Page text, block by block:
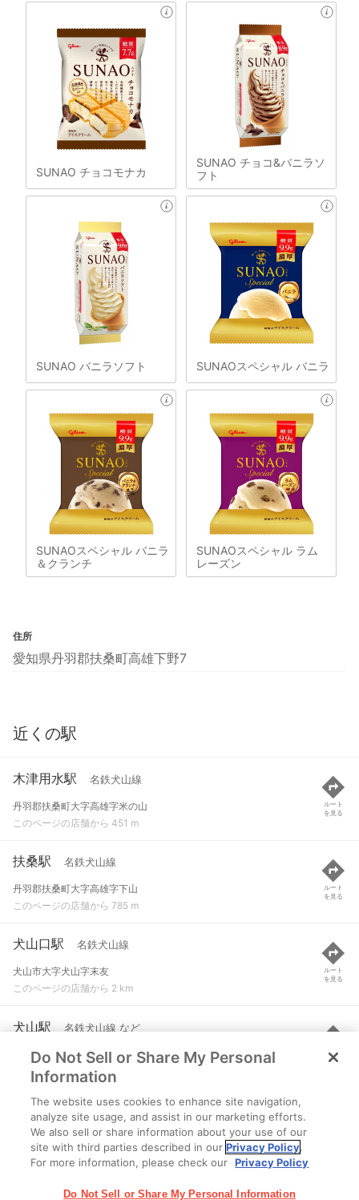
SUNAO チョコモナカ
SUNAO チョコ&バニラソ
フト
SUNAO バニラソフト SUNAOスペシャル バニラ
SUNAOスペシャル バニラ
＆クランチ
SUNAOスペシャル ラム
レーズン
住所
愛知県丹羽郡扶桑町高雄下野7
近くの駅
木津用水駅 名鉄犬山線
丹羽郡扶桑町大字高雄字米の山
このページの店舗から 451 m
ルート
を見る
扶桑駅 名鉄犬山線
丹羽郡扶桑町大字高雄字下山
このページの店舗から 785 m
ルート
を見る
犬山口駅 名鉄犬山線
犬山市大字犬山字末友
このページの店舗から 2 km
ルート
を見る
犬山駅 名鉄犬山線 など
犬山市大字犬山字富士見町
このページの店舗から 2.7 km
ルート
を見る
柏森駅 名鉄犬山線
丹羽郡扶桑町柏森天神
このページの店舗から 3 km
Do Not Sell or Share My Personal
Information
The website uses cookies to enhance site navigation,
analyze site usage, and assist in our marketing efforts.
We also sell or share information about your use of our
site with third parties described in ourPrivacy Policy.
For more information, please check our Privacy Policy
Do Not Sell or Share My Personal Information